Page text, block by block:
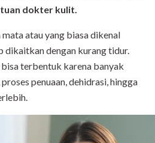
dokter kulit.
atau yang biasa dikenal
dikaitkan dengan kurang tidur.
bisa terbentuk karena banyak
penuaan, dehidrasi, hingga